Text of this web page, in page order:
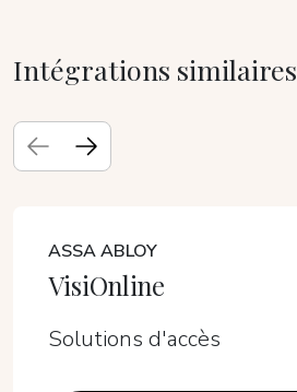
Intégrations similaires
ASSA ABLOY
VisiOnline
Solutions d'accès